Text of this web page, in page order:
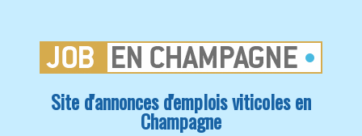
Site d'annonces d'emplois viticoles en
Champagne